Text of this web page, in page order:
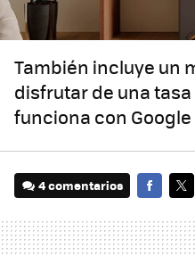
También incluye un
disfrutar de una tasa
funciona con Google
4 comentarios